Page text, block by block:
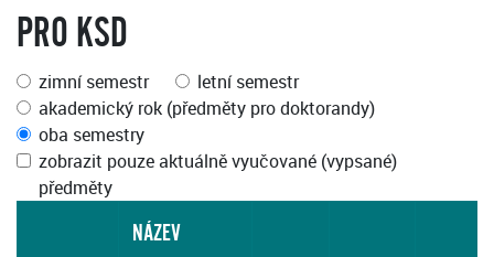
PRO KSD
zimní semestr
letní semestr
akademický rok (předměty pro doktorandy)
oba semestry
zobrazit pouze aktuálně vyučované (vypsané)
předměty
NÁZEV